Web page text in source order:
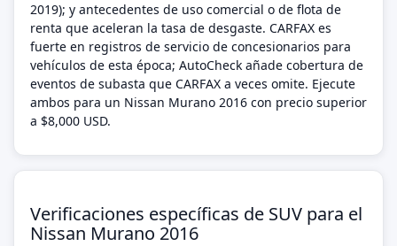
2019); y antecedentes de uso comercial o de flota de
renta que aceleran la tasa de desgaste. CARFAX es
fuerte en registros de servicio de concesionarios para
vehículos de esta época; AutoCheck añade cobertura de
eventos de subasta que CARFAX a veces omite. Ejecute
ambos para un Nissan Murano 2016 con precio superior
a $8,000 USD.
Verificaciones específicas de SUV para el
Nissan Murano 2016